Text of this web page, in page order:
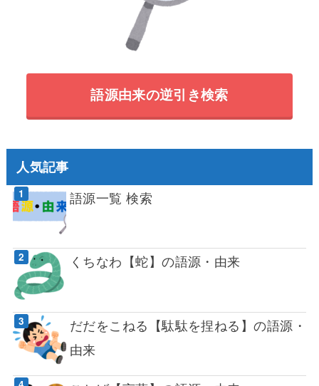
語源由来の逆引き検索
人気記事
語源一覧 検索
くちなわ【蛇】の語源・由来
だだをこねる【駄駄を捏ねる】の語源・
由来